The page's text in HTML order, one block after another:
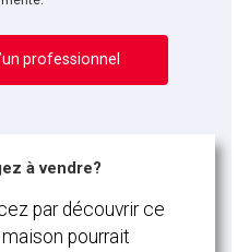
professionnel
à vendre?
par découvrir ce
pourrait